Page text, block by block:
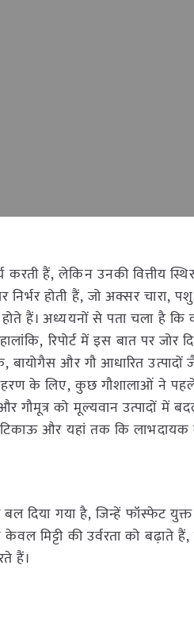
हैं, लेकिन उनकी वित्तीय
निर्भर होती हैं, जो अक्सर
हैं। अध्ययनों से पता चला है
रिपोर्ट में इस बात पर जोर
बायोगैस और गौ आधारित
के लिए, कुछ गौशालाओं ने
को मूल्यवान उत्पादों में
और यहां तक कि
दिया गया है, जिन्हें फॉस्फेट
मिट्टी की उर्वरता को बढ़ाते
हैं।